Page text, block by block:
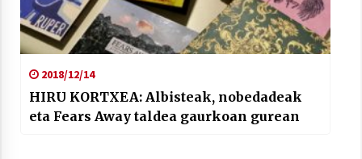
2018/12/14
HIRU KORTXEA: Albisteak, nobedadeak
eta Fears Away taldea gaurkoan gurean